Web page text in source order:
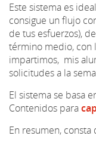
Este sistema es
consigue un flujo
de tus esfuerzos),
término medio, con
impartimos, mis
solicitudes a la
El sistema se basa
Contenidos para
En resumen, consta